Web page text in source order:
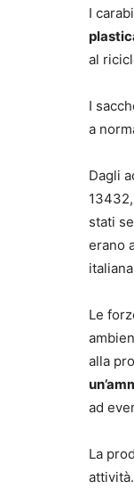
I
al
I
a
Dagli
stati
erano
Le
alla
ad
La
attività.